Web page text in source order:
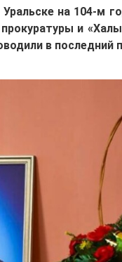
на 104-м
и
в последний